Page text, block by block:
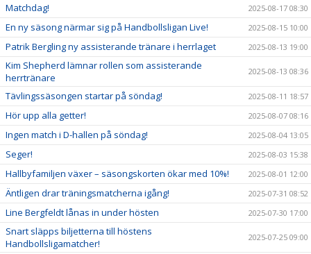
Matchdag! 2025-08-17 08:30
En ny säsong närmar sig på Handbollsligan Live! 2025-08-15 10:00
Patrik Bergling ny assisterande tränare i herrlaget 2025-08-13 19:00
Kim Shepherd lämnar rollen som assisterande
herrtränare
2025-08-13 08:36
Tävlingssäsongen startar på söndag! 2025-08-11 18:57
Hör upp alla getter! 2025-08-07 08:16
Ingen match i D-hallen på söndag! 2025-08-04 13:05
Seger! 2025-08-03 15:38
Hallbyfamiljen växer – säsongskorten ökar med 10%! 2025-08-01 12:00
Äntligen drar träningsmatcherna igång! 2025-07-31 08:52
Line Bergfeldt lånas in under hösten 2025-07-30 17:00
Snart släpps biljetterna till höstens
Handbollsligamatcher!
2025-07-25 09:00